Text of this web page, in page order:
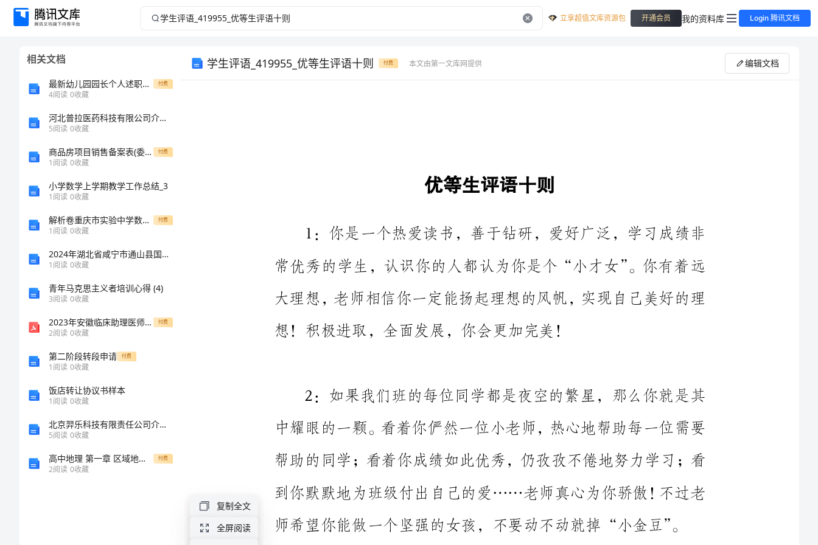
学
_419955_
则
立享超值文库资源包 开通会员 我的资料库 Login 腾讯文档
相关文档
最新幼儿园园长个人述职报告范文 付费
4阅读 0收藏
河北普拉医药科技有限公司介绍企业发展分析报告
5阅读 0收藏
商品房项目销售备案表(委托销售) 付费
1阅读 0收藏
小学数学上学期教学工作总结_3
1阅读 0收藏
解析卷重庆市实验中学数学七年级上册第四单元几何图形初步定向测评试题（含解析） 付费
1阅读 0收藏
2024年湖北省咸宁市通山县国家电网招聘之机械动力类考试题库含答案【综合卷】
1阅读 0收藏
青年马克思主义者培训心得 (4)
3阅读 0收藏
2023年安徽临床助理医师考试真题卷(5) 付费
2阅读 0收藏
第二阶段转段申请 付费
1阅读 0收藏
饭店转让协议书样本
1阅读 0收藏
北京羿乐科技有限责任公司介绍企业发展分析报告
5阅读 0收藏
高中地理 第一章 区域地理环境与人类活动 第四节 区域差异 第3课时 我国南北差异课时作业 湘教版必修3-湘教版高二必修3地理试题 付费
2阅读 0收藏
学生评语_419955_优等生评语十则 付费 本文由第一文库网提供 编辑文档
造性”的发言。你的学习成绩优良，是位优秀的学生。热心班集
1：你是一个热爱读书，善于钻研，爱好广泛，学习成绩非
大理想，老师相信你一定能扬起理想的风帆，实现自己美好的理
想！积极进取，全面发展，你会更加完美！
2：如果我们班的每位同学都是夜空的繁星，那么你就是其
中耀眼的一颗。看着你俨然一位小老师，热心地帮助每一位需要
到你默默地为班级付出自己的爱……老师真心为你骄傲！不过老
3：你是一个非常聪明的学生。课堂上有时能听到你富有“创
复制全文
全屏阅读